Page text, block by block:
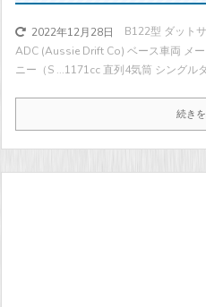
2022年12月28日
B122型 ダット
ADC (Aussie Drift Co) ベース車両 メ
ニー（S ...1171cc 直列4気筒 シングル
続き